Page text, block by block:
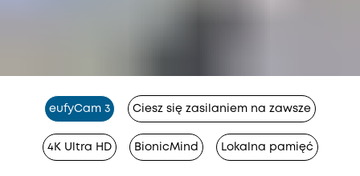
eufyCam 3 Ciesz się zasilaniem na zawsze
4K Ultra HD BionicMind Lokalna pamięć